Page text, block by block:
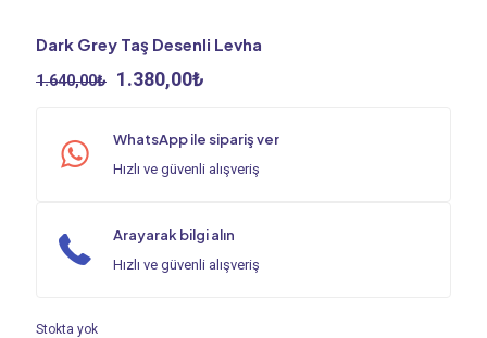
Dark Grey Taş Desenli Levha
1.640,00₺ Orijinal
1.380,00₺
1.380,00₺.
WhatsApp ile sipariş ver
Hızlı ve güvenli alışveriş
Arayarak bilgi alın
Hızlı ve güvenli alışveriş
Stokta yok